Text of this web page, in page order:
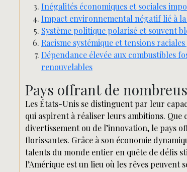
Inégalités économiques et sociales
Impact environnemental négatif lié à
Système politique polarisé et souvent
Racisme systémique et tensions
Dépendance élevée aux combustibles
renouvelables
Pays offrant de
Les États-Unis se distinguent par leur
qui aspirent à réaliser leurs ambitions. Que
divertissement ou de l’innovation, le pays
florissantes. Grâce à son économie
talents du monde entier en quête de défis
l’Amérique est un lieu où les rêves